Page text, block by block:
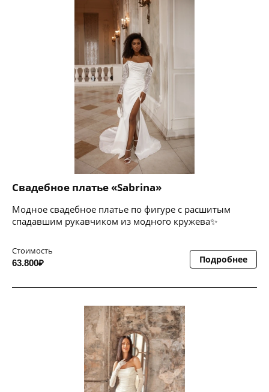
Свадебное платье «Sabrina»
Модное свадебное платье по фигуре с расшитым
спадавшим рукавчиком из модного кружева✨
Стоимость
63.800₽ Подробнее